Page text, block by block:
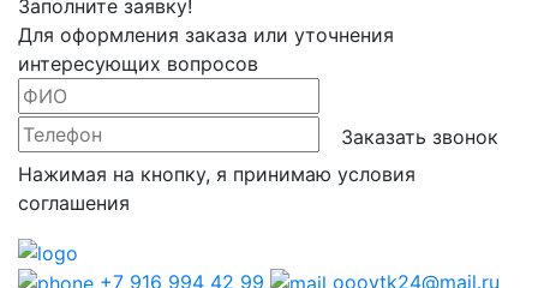
Заполните заявку!
Для оформления заказа или уточнения
интересующих вопросов
Заказать звонок
Нажимая на кнопку, я принимаю условия
соглашения
+7 916 994 42 99
ooovtk24@mail.ru